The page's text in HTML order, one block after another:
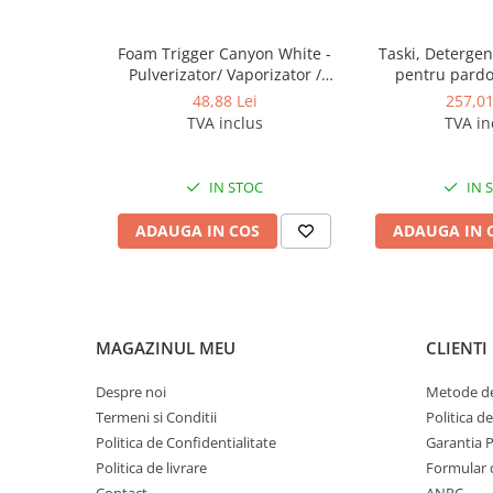
Sampon si gel de dus
Acoperitori toaleta
Role hartie industriala
Role prosop hartie
Servetele masa & faciale
Foam Trigger Canyon White -
Pulverizator/ Vaporizator /
Declansator spuma, 5L
48,88 Lei
TVA inclus
IN STOC
ADAUGA IN COS
Taski,
pentru
TVA
IN
ADAUGA IN
MAGAZINUL MEU
Despre noi
Termeni si Conditii
Politica de Confidentialitate
Politica de livrare
CLIENTI
Metode
Politica
Garantia
Formular